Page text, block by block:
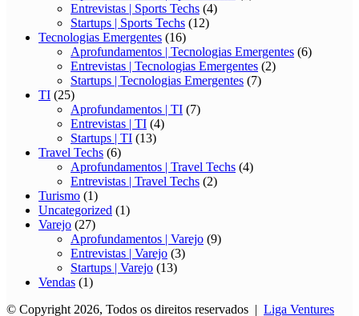
Entrevistas | Sports Techs (4)
Startups | Sports Techs (12)
Tecnologias Emergentes (16)
Aprofundamentos | Tecnologias Emergentes (6)
Entrevistas | Tecnologias Emergentes (2)
Startups | Tecnologias Emergentes (7)
TI (25)
Aprofundamentos | TI (7)
Entrevistas | TI (4)
Startups | TI (13)
Travel Techs (6)
Aprofundamentos | Travel Techs (4)
Entrevistas | Travel Techs (2)
Turismo (1)
Uncategorized (1)
Varejo (27)
Aprofundamentos | Varejo (9)
Entrevistas | Varejo (3)
Startups | Varejo (13)
Vendas (1)
© Copyright 2026, Todos os direitos reservados | Liga Ventures